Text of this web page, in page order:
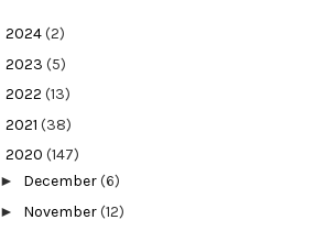
2024(2)
2023 (5)
2022 (13)
2021 (38)
2020 (147)
► December(6)
► November(12)